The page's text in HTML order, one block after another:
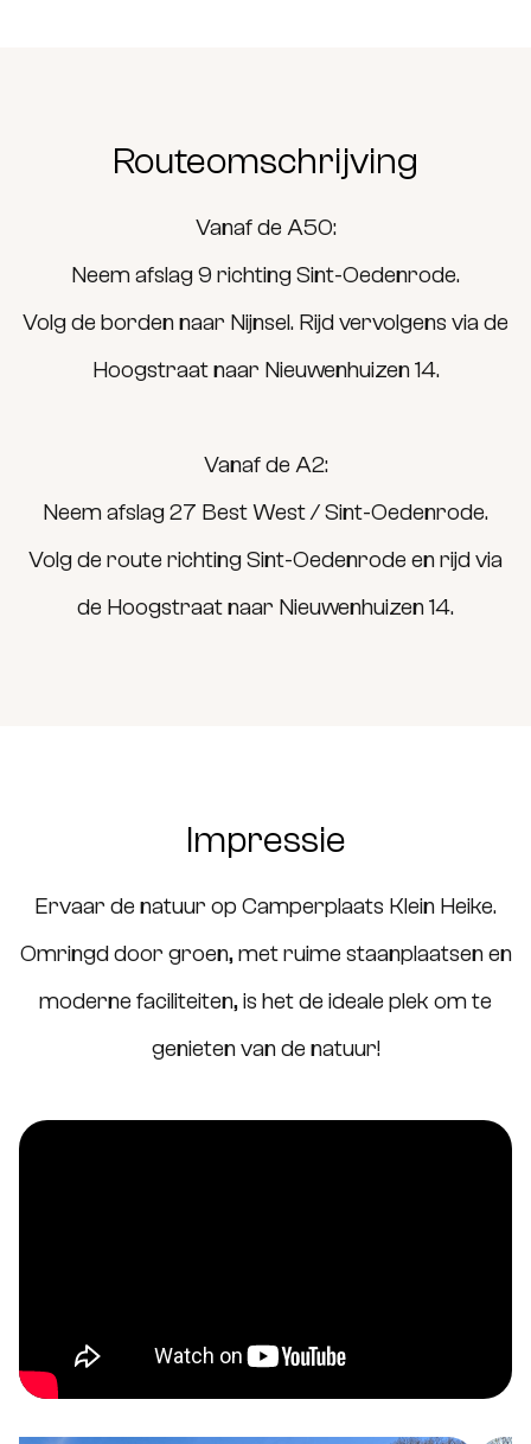
Routeomschrijving
Vanaf de A50:
Neem afslag 9 richting Sint-Oedenrode.
Volg de borden naar Nijnsel. Rijd vervolgens via de
Hoogstraat naar Nieuwenhuizen 14.
Vanaf de A2:
Neem afslag 27 Best West / Sint-Oedenrode.
Volg de route richting Sint-Oedenrode en rijd via
de Hoogstraat naar Nieuwenhuizen 14.
Impressie
Ervaar de natuur op Camperplaats Klein Heike.
Omringd door groen, met ruime staanplaatsen en
moderne faciliteiten, is het de ideale plek om te
genieten van de natuur!